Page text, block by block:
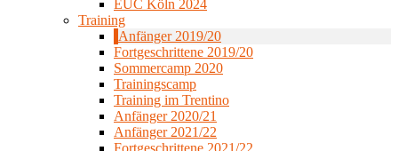
EUC Köln 2024
Training
Anfänger 2019/20
Fortgeschrittene 2019/20
Sommercamp 2020
Trainingscamp
Training im Trentino
Anfänger 2020/21
Anfänger 2021/22
Fortgeschrittene 2021/22